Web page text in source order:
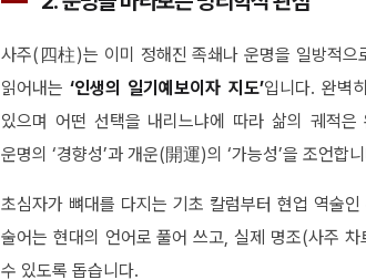
사주(四柱)는 이미 정해진 족쇄나 운명을 일방적으
읽어내는‘인생의 일기예보이자 지도’입니다. 완벽
있으며 어떤 선택을 내리느냐에 따라 삶의 궤적
운명의 ‘경향성’과 개운(開運)의 ‘가능성’을 조언합
초심자가 뼈대를 다지는 기초 칼럼부터 현업 역술
술어는 현대의 언어로 풀어 쓰고, 실제 명조(사주
수 있도록 돕습니다.